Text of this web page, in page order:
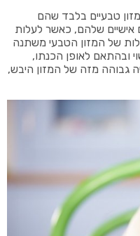
טבעיים בלבד שהם
אישיים שלהם, כאשר לעלות
של המזון הטבעי משתנה
ובהתאם לאופן הכנתו,
גבוהה מזה של המזון היבש,